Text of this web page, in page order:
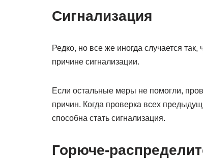
Сигнализация
Редко, но все же иногда случается
причине сигнализации.
Если остальные меры не помогли,
причин. Когда проверка всех
способна стать сигнализация.
Горюче-